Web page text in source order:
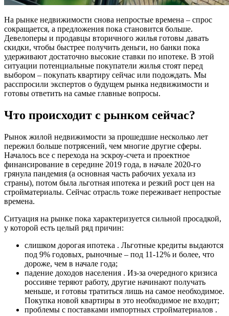
На рынке недвижимости снова непростые времена – спрос
сокращается, а предложения пока становится больше.
Девелоперы и продавцы вторичного жилья готовы давать
скидки, чтобы быстрее получить деньги, но банки пока
удерживают достаточно высокие ставки по ипотеке. В этой
ситуации потенциальные покупатели жилья стоят перед
выбором – покупать квартиру сейчас или подождать. Мы
расспросили экспертов о будущем рынка недвижимости и
готовы ответить на самые главные вопросы.
Что происходит с рынком сейчас?
Рынок жилой недвижимости за прошедшие несколько лет
пережил больше потрясений, чем многие другие сферы.
Началось все с перехода на эскроу-счета и проектное
финансирование в середине 2019 года, в начале 2020-го
грянула пандемия (а основная часть рабочих уехала из
страны), потом была льготная ипотека и резкий рост цен на
стройматериалы. Сейчас отрасль тоже переживает непростые
времена.
Ситуация на рынке пока характеризуется сильной просадкой,
у которой есть целый ряд причин:
слишком дорогая ипотека . Льготные кредиты выдаются
под 9% годовых, рыночные – под 11-12% и более, что
дороже, чем в начале года;
падение доходов населения . Из-за очередного кризиса
россияне теряют работу, другие начинают получать
меньше, и готовы тратиться лишь на самое необходимое.
Покупка новой квартиры в это необходимое не входит;
проблемы с поставками импортных стройматериалов .